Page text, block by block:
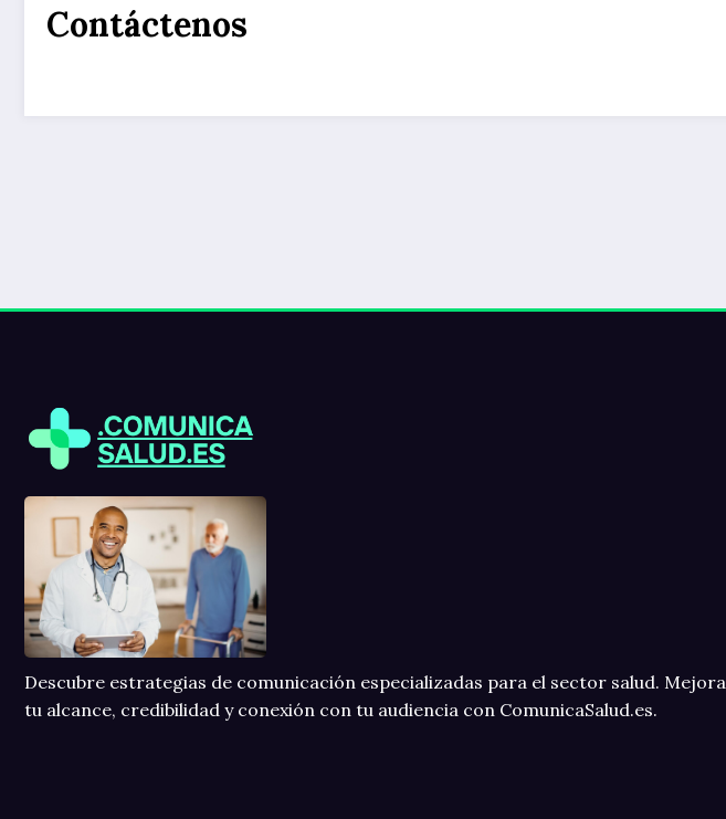
Contáctenos
Descubre estrategias de comunicación especializadas para el sector salud. Mejora
tu alcance, credibilidad y conexión con tu audiencia con ComunicaSalud.es.